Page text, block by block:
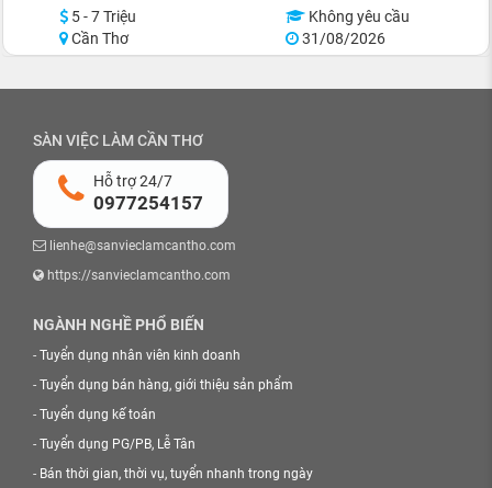
5 - 7 Triệu
Không yêu cầu
Cần Thơ
31/08/2026
SÀN VIỆC LÀM CẦN THƠ
Hỗ trợ 24/7
0977254157
lienhe@sanvieclamcantho.com
https://sanvieclamcantho.com
NGÀNH NGHỀ PHỔ BIẾN
- Tuyển dụng nhân viên kinh doanh
- Tuyển dụng bán hàng, giới thiệu sản phẩm
- Tuyển dụng kế toán
- Tuyển dụng PG/PB, Lễ Tân
- Bán thời gian, thời vụ, tuyển nhanh trong ngày